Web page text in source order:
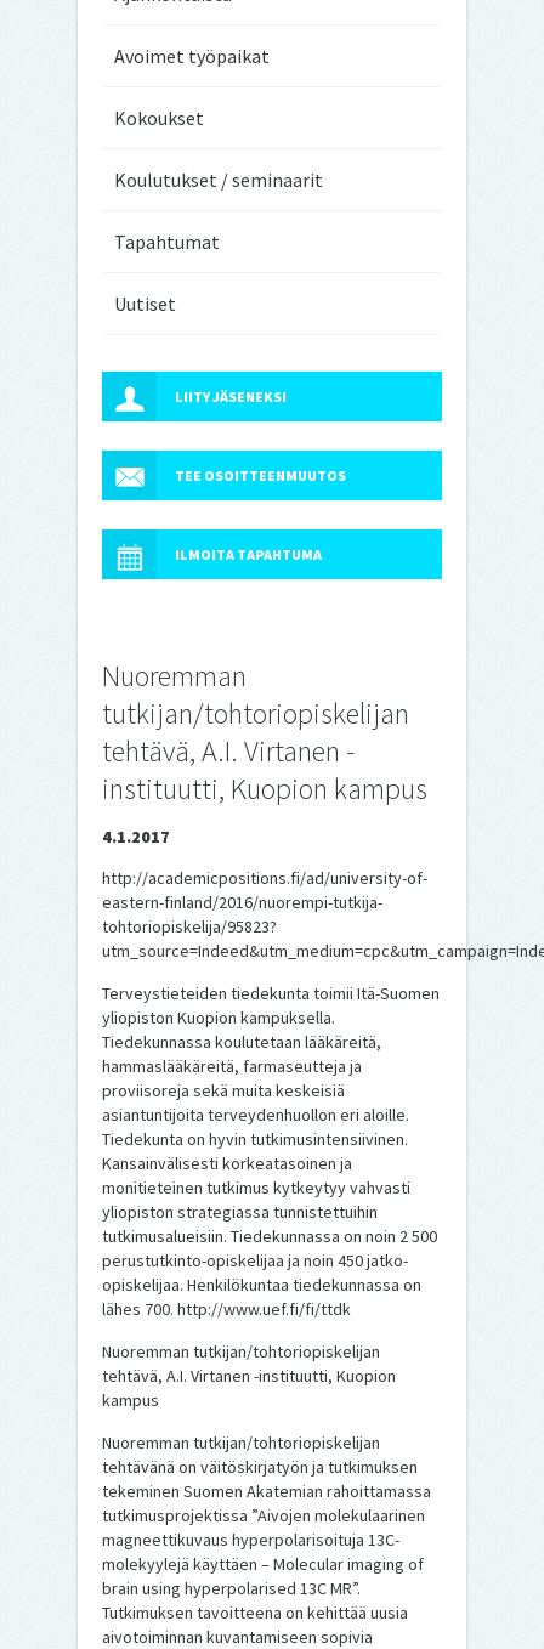
Avoimet työpaikat
Kokoukset
Koulutukset / seminaarit
Tapahtumat
Uutiset
LIITY JÄSENEKSI
TEE OSOITTEENMUUTOS
ILMOITA TAPAHTUMA
Nuoremman
tutkijan/tohtoriopiskelijan
tehtävä, A.I. Virtanen -
instituutti, Kuopion kampus
4.1.2017
http://academicpositions.fi/ad/university-of-
eastern-finland/2016/nuorempi-tutkija-
tohtoriopiskelija/95823?
Terveystieteiden tiedekunta toimii Itä-Suomen
yliopiston Kuopion kampuksella.
Tiedekunnassa koulutetaan lääkäreitä,
hammaslääkäreitä, farmaseutteja ja
proviisoreja sekä muita keskeisiä
asiantuntijoita terveydenhuollon eri aloille.
Tiedekunta on hyvin tutkimusintensiivinen.
Kansainvälisesti korkeatasoinen ja
monitieteinen tutkimus kytkeytyy vahvasti
yliopiston strategiassa tunnistettuihin
tutkimusalueisiin. Tiedekunnassa on noin 2 500
perustutkinto-opiskelijaa ja noin 450 jatko-
opiskelijaa. Henkilökuntaa tiedekunnassa on
lähes 700. http://www.uef.fi/fi/ttdk
Nuoremman tutkijan/tohtoriopiskelijan
tehtävä, A.I. Virtanen -instituutti, Kuopion
kampus
Nuoremman tutkijan/tohtoriopiskelijan
tehtävänä on väitöskirjatyön ja tutkimuksen
tekeminen Suomen Akatemian rahoittamassa
tutkimusprojektissa ”Aivojen molekulaarinen
magneettikuvaus hyperpolarisoituja 13C-
molekyylejä käyttäen – Molecular imaging of
brain using hyperpolarised 13C MR”.
Tutkimuksen tavoitteena on kehittää uusia
aivotoiminnan kuvantamiseen sopivia